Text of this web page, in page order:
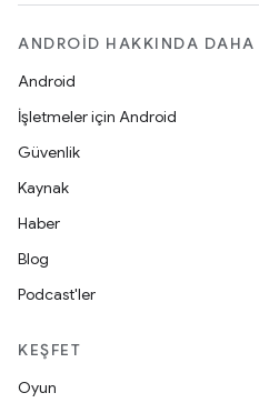
ANDROID HAKKINDA DAHA
Android
İşletmeler için Android
Güvenlik
Kaynak
Haber
Blog
Podcast'ler
KEŞFET
Oyun